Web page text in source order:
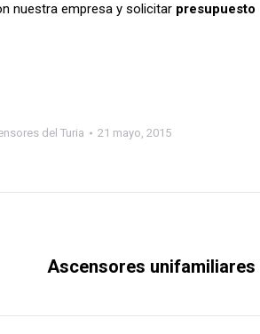
nuestra empresa y solicitar presupuesto
del Turia 21 mayo, 2015
Publicación
Ascensores unifamiliares